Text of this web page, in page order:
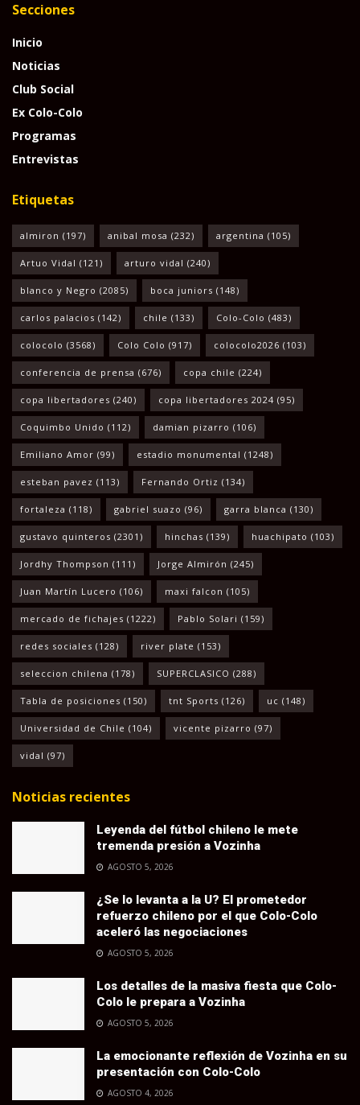
Secciones
Inicio
Noticias
Club Social
Ex Colo-Colo
Programas
Entrevistas
Etiquetas
almiron (197) anibal mosa (232) argentina (105)
Artuo Vidal (121) arturo vidal (240)
blanco y Negro (2085) boca juniors (148)
carlos palacios (142) chile (133) Colo-Colo (483)
colocolo (3568) Colo Colo (917) colocolo2026 (103)
conferencia de prensa (676) copa chile (224)
copa libertadores (240) copa libertadores 2024 (95)
Coquimbo Unido (112) damian pizarro (106)
Emiliano Amor (99) estadio monumental (1248)
esteban pavez (113) Fernando Ortiz (134)
fortaleza (118) gabriel suazo (96) garra blanca (130)
gustavo quinteros (2301) hinchas (139) huachipato (103)
Jordhy Thompson (111) Jorge Almirón (245)
Juan Martín Lucero (106) maxi falcon (105)
mercado de fichajes (1222) Pablo Solari (159)
redes sociales (128) river plate (153)
seleccion chilena (178) SUPERCLASICO (288)
Tabla de posiciones (150) tnt Sports (126) uc (148)
Universidad de Chile (104) vicente pizarro (97)
vidal (97)
Noticias recientes
Leyenda del fútbol chileno le mete
tremenda presión a Vozinha
AGOSTO 5, 2026
¿Se lo levanta a la U? El prometedor
refuerzo chileno por el que Colo-Colo
aceleró las negociaciones
AGOSTO 5, 2026
Los detalles de la masiva fiesta que Colo-
Colo le prepara a Vozinha
AGOSTO 5, 2026
La emocionante reflexión de Vozinha en su
presentación con Colo-Colo
AGOSTO 4, 2026